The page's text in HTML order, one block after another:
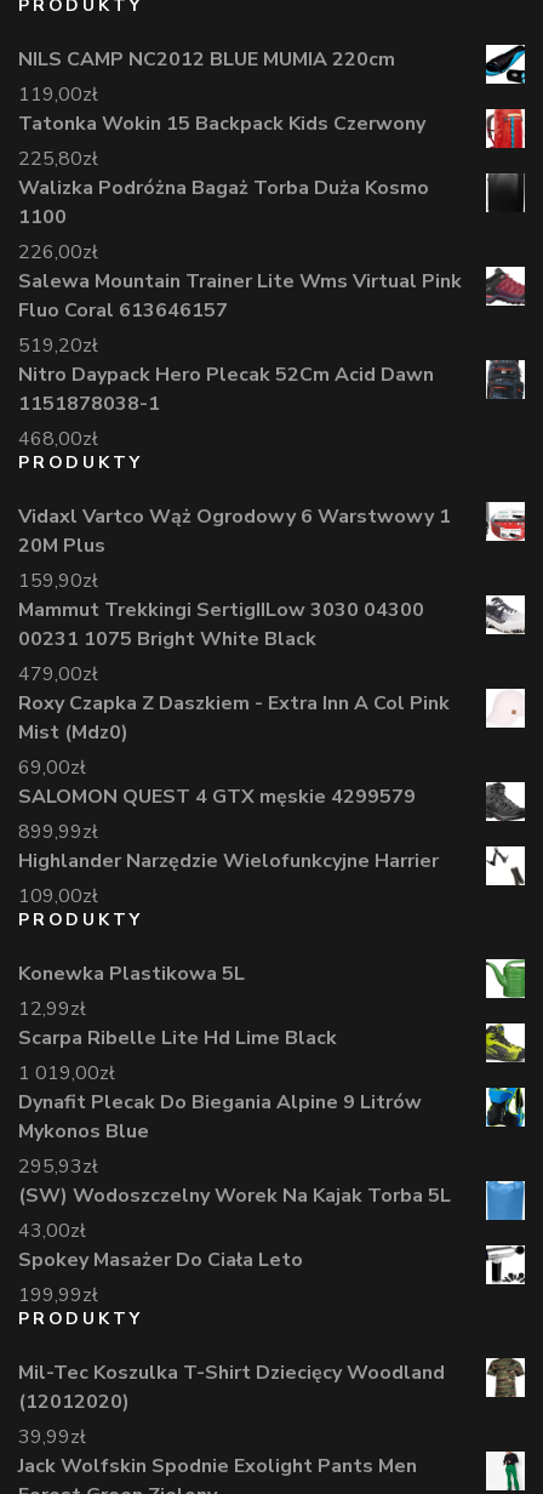
PRODUKTY
NILS CAMP NC2012 BLUE MUMIA 220cm
119,00zł
Tatonka Wokin 15 Backpack Kids Czerwony
225,80zł
Walizka Podróżna Bagaż Torba Duża Kosmo
1100
226,00zł
Salewa Mountain Trainer Lite Wms Virtual Pink
Fluo Coral 613646157
519,20zł
Nitro Daypack Hero Plecak 52Cm Acid Dawn
1151878038-1
468,00zł
PRODUKTY
Vidaxl Vartco Wąż Ogrodowy 6 Warstwowy 1
20M Plus
159,90zł
Mammut Trekkingi SertigIILow 3030 04300
00231 1075 Bright White Black
479,00zł
Roxy Czapka Z Daszkiem - Extra Inn A Col Pink
Mist (Mdz0)
69,00zł
SALOMON QUEST 4 GTX męskie 4299579
899,99zł
Highlander Narzędzie Wielofunkcyjne Harrier
109,00zł
PRODUKTY
Konewka Plastikowa 5L
12,99zł
Scarpa Ribelle Lite Hd Lime Black
1 019,00zł
Dynafit Plecak Do Biegania Alpine 9 Litrów
Mykonos Blue
295,93zł
(SW) Wodoszczelny Worek Na Kajak Torba 5L
43,00zł
Spokey Masażer Do Ciała Leto
199,99zł
PRODUKTY
Mil-Tec Koszulka T-Shirt Dziecięcy Woodland
(12012020)
39,99zł
Jack Wolfskin Spodnie Exolight Pants Men